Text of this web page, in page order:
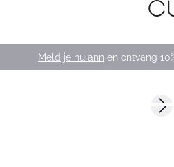
Meld je nu ann en ontvang